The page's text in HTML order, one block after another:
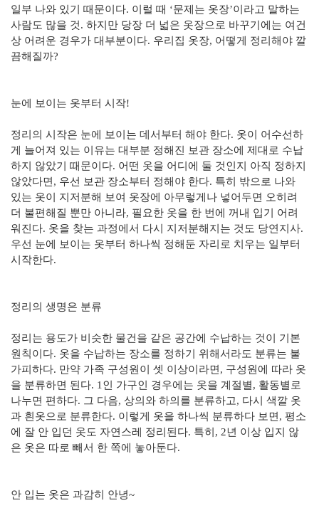
일부 나와 있기 때문이다. 이럴 때 ‘문제는 옷장’이라고 말하는
사람도 많을 것. 하지만 당장 더 넓은 옷장으로 바꾸기에는 여건
상 어려운 경우가 대부분이다. 우리집 옷장, 어떻게 정리해야 깔
끔해질까?
눈에 보이는 옷부터 시작!
정리의 시작은 눈에 보이는 데서부터 해야 한다. 옷이 어수선하
게 늘어져 있는 이유는 대부분 정해진 보관 장소에 제대로 수납
하지 않았기 때문이다. 어떤 옷을 어디에 둘 것인지 아직 정하지
않았다면, 우선 보관 장소부터 정해야 한다. 특히 밖으로 나와
있는 옷이 지저분해 보여 옷장에 아무렇게나 넣어두면 오히려
더 불편해질 뿐만 아니라, 필요한 옷을 한 번에 꺼내 입기 어려
워진다. 옷을 찾는 과정에서 다시 지저분해지는 것도 당연지사.
우선 눈에 보이는 옷부터 하나씩 정해둔 자리로 치우는 일부터
시작한다.
정리의 생명은 분류
정리는 용도가 비슷한 물건을 같은 공간에 수납하는 것이 기본
원칙이다. 옷을 수납하는 장소를 정하기 위해서라도 분류는 불
가피하다. 만약 가족 구성원이 셋 이상이라면, 구성원에 따라 옷
을 분류하면 된다. 1인 가구인 경우에는 옷을 계절별, 활동별로
나누면 편하다. 그 다음, 상의와 하의를 분류하고, 다시 색깔 옷
과 흰옷으로 분류한다. 이렇게 옷을 하나씩 분류하다 보면, 평소
에 잘 안 입던 옷도 자연스레 정리된다. 특히, 2년 이상 입지 않
은 옷은 따로 빼서 한 쪽에 놓아둔다.
안 입는 옷은 과감히 안녕~